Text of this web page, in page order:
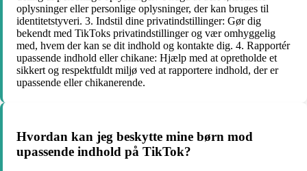
oplysninger eller personlige oplysninger, der kan bruges til
identitetstyveri. 3. Indstil dine privatindstillinger: Gør dig
bekendt med TikToks privatindstillinger og vær omhyggelig
med, hvem der kan se dit indhold og kontakte dig. 4. Rapportér
upassende indhold eller chikane: Hjælp med at opretholde et
sikkert og respektfuldt miljø ved at rapportere indhold, der er
upassende eller chikanerende.
Hvordan kan jeg beskytte mine børn mod
upassende indhold på TikTok?